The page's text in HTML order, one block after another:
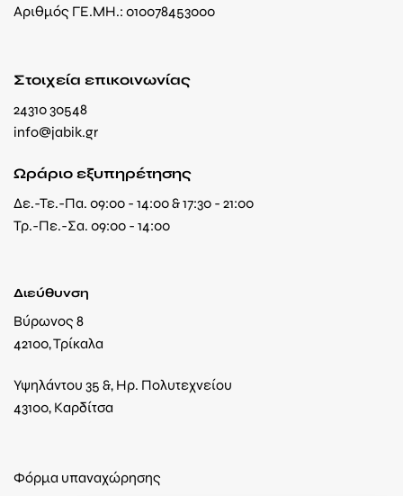
Αριθμός ΓΕ.ΜΗ.: 010078453000
Στοιχεία επικοινωνίας
24310 30548
info@jabik.gr
Ωράριο εξυπηρέτησης
Δε.-Τε.-Πα. 09:00 - 14:00 & 17:30 - 21:00
Τρ.-Πε.-Σα. 09:00 - 14:00
Διεύθυνση
Βύρωνος 8
42100, Τρίκαλα
Υψηλάντου 35 &, Ηρ. Πολυτεχνείου
43100, Καρδίτσα
Φόρμα υπαναχώρησης